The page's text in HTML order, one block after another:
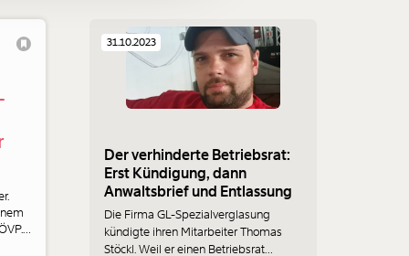
31.10.2023
Der verhinderte Betriebsrat:
Erst Kündigung, dann
Anwaltsbrief und Entlassung
Die Firma GL-Spezialverglasung
kündigte ihren Mitarbeiter Thomas
Stöckl. Weil er einen Betriebsrat